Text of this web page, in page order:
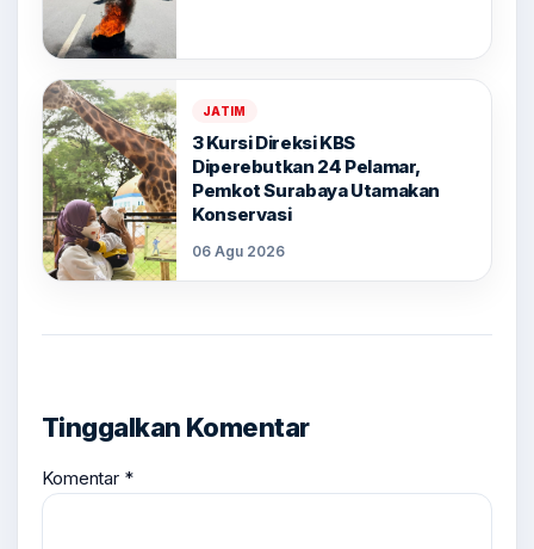
JATIM
3 Kursi Direksi KBS
Diperebutkan 24 Pelamar,
Pemkot Surabaya Utamakan
Konservasi
06 Agu 2026
Tinggalkan Komentar
Komentar *